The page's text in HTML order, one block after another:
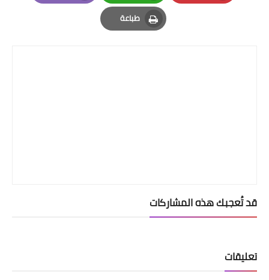
Pinterest
Whatsapp
Email
طباعة
Print
قد تُعجبك هذه المشاركات
تعليقات